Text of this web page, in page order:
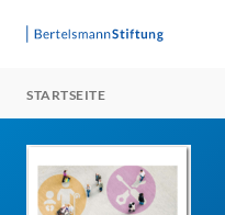
STARTSEITE